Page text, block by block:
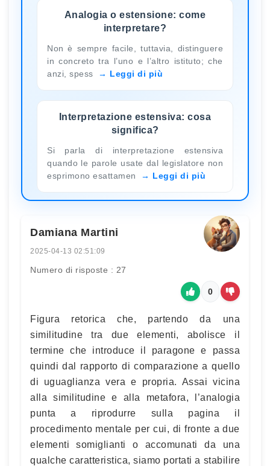
Analogia o estensione: come
interpretare?
Non è sempre facile, tuttavia, distinguere
in concreto tra l’uno e l’altro istituto; che
anzi, spess
Leggi di più
Interpretazione estensiva: cosa
significa?
Si parla di interpretazione estensiva
quando le parole usate dal legislatore non
esprimono esattamen
Leggi di più
Damiana Martini
2025-04-13 02:51:09
Numero di risposte : 27
0
Figura retorica che, partendo da una
similitudine tra due elementi, abolisce il
termine che introduce il paragone e passa
quindi dal rapporto di comparazione a quello
di uguaglianza vera e propria. Assai vicina
alla similitudine e alla metafora, l’analogia
punta a riprodurre sulla pagina il
procedimento mentale per cui, di fronte a due
elementi somiglianti o accomunati da una
qualche caratteristica, siamo portati a stabilire